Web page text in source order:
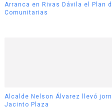
Arranca en Rivas Dávila el Plan
Comunitarias
Alcalde Nelson Álvarez llevó
Jacinto Plaza